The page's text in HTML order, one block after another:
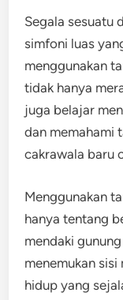
Segala sesuatu
simfoni luas
menggunakan
tidak hanya
juga belajar
dan memahami
cakrawala baru
Menggunakan
hanya tentang
mendaki
menemukan
hidup yang